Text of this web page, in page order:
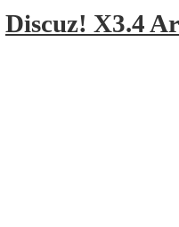
Discuz! X3.4